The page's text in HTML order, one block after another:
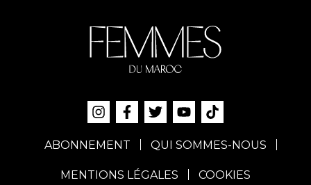
ABONNEMENT QUI SOMMES-NOUS
MENTIONS LÉGALES COOKIES